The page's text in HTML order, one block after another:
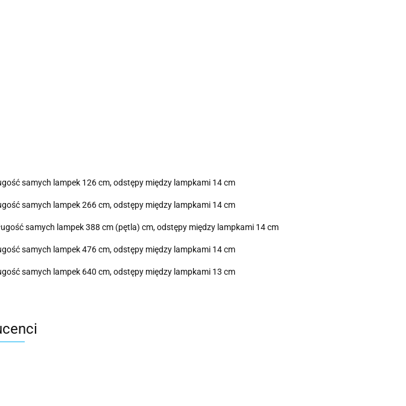
samych lampek 126 cm, odstępy między lampkami 14 cm
samych lampek 266 cm, odstępy między lampkami 14 cm
samych lampek 388 cm (pętla) cm, odstępy między lampkami 14 cm
samych lampek 476 cm, odstępy między lampkami 14 cm
samych lampek 640 cm, odstępy między lampkami 13 cm